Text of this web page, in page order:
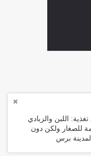
اللبن والزبادي
للصغار ولكن دون
برس